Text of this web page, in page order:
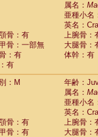
属名：
亜種小名
英名：
骨：有
上腕骨：
骨：一部無
大腿骨：
：有
体幹：有
有
：M
年齢：
属名：
亜種小名
英名：
骨：有
上腕骨：
骨：有
大腿骨：